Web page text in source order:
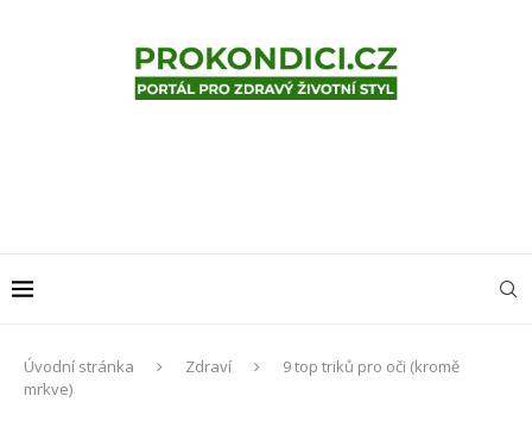
Úvodní stránka Zdraví
9 top triků pro oči (kromě
mrkve)